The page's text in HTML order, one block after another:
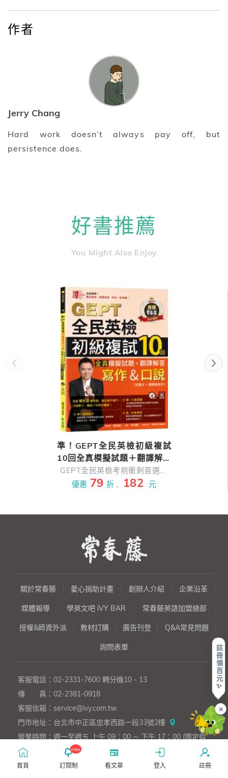
註
冊
領
百
元
✨
✕
首頁
new
訂閱制 看文章 登入 註冊
作者
Jerry Chang
Hard work doesn’t always pay off, but
persistence does.
上一則
生
字
彙
下一則
火
人
布
好書推薦
You Might Also Enjoy
準！GEPT全民英檢初級複試
10回全真模擬試題＋翻譯解答
(寫作＆口說)-試題本+翻譯解
答本+ QR Code線上音檔
GEPT全民英檢考前衝刺首選常
春藤，考生一致推薦！學校、機
及近年流行單詞全新編寫，題目
掛保證，高效提升寫作、口說實
力，初級複試一次高分通過！
優惠 79 折 , 182 元
關於常春藤 愛心捐助計畫 創辦人介紹 企業沿革
媒體報導 學英文吧 iVY BAR 常春藤英語加盟總部
授權&師資外派 教材訂購 廣告刊登 Q&A常見問題
詢問表單
客服電話： 02-2331-7600 轉分機10 - 13
傳 真： 02-2381-0918
客服信箱： service@ivy.com.tw
門市地址： 台北市中正區忠孝西路一段33號2樓
營業時間： 週一至週五 上午 09：00 ∼ 下午 17：00 (國定假
日公休)